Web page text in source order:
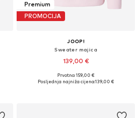
Premium
PROMOCIJA
JOOP!
Sweater majica
139,00 €
Dostupne veličine: XS, S, M, L, XL
Prvotno: 159,00 €
Posljednja najniža cijena:139,00 €